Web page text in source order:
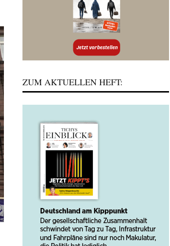
ZUM AKTUELLEN HEFT: